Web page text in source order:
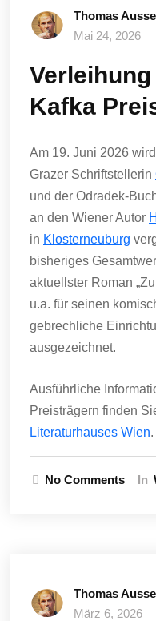
Thomas
Mai 24, 2026
Kafka
Am 19. Juni 2026
Grazer Schriftstellerin
und der Odradek-
an den Wiener Autor
in Klosterneuburg
bisheriges
aktuellster Roman
u.a. für seinen
gebrechliche
ausgezeichnet.
Ausführliche
Preisträgern finden
Literaturhauses Wien.
No Comments In
Thomas
März 6, 2026